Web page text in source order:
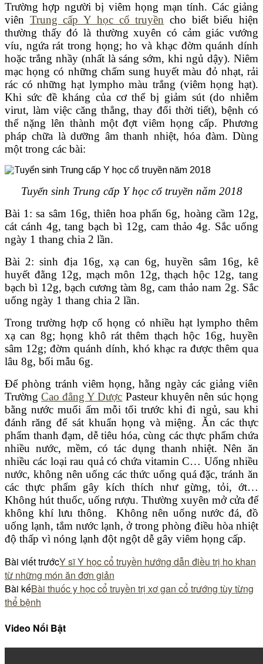
Trường hợp người bị viêm họng mạn tính. Các giảng
viên Trung cấp Y học cổ truyền cho biết biểu hiện
thường thấy đó là thường xuyên có cảm giác vướng
víu, ngứa rát trong họng; ho và khạc đờm quánh dính
hoặc trắng nhầy (nhất là sáng sớm, khi ngủ dậy). Niêm
mạc họng có những chấm sung huyết màu đỏ nhạt, rải
rác có những hạt lympho màu trắng (viêm họng hạt).
Khi sức đề kháng của cơ thể bị giảm sút (do nhiễm
virut, làm việc căng thẳng, thay đổi thời tiết), bệnh có
thể nặng lên thành một đợt viêm họng cấp. Phương
pháp chữa là dưỡng âm thanh nhiệt, hóa đàm. Dùng
một trong các bài:
Tuyển sinh Trung cấp Y học cổ truyền năm 2018
Bài 1: sa sâm 16g, thiên hoa phấn 6g, hoàng cầm 12g,
cát cánh 4g, tang bạch bì 12g, cam thảo 4g. Sắc uống
ngày 1 thang chia 2 lần.
Bài 2: sinh địa 16g, xạ can 6g, huyền sâm 16g, kê
huyết đằng 12g, mạch môn 12g, thạch hộc 12g, tang
bạch bì 12g, bạch cương tàm 8g, cam thảo nam 2g. Sắc
uống ngày 1 thang chia 2 lần.
Trong trường hợp cổ họng có nhiều hạt lympho thêm
xạ can 8g; họng khô rát thêm thạch hộc 16g, huyền
sâm 12g; đờm quánh dính, khó khạc ra được thêm qua
lâu 8g, bối mẫu 6g.
Để phòng tránh viêm họng, hằng ngày các giảng viên
TrườngCao đẳng Y Dược Pasteur khuyên nên súc họng
bằng nước muối ấm mỗi tối trước khi đi ngủ, sau khi
đánh răng để sát khuẩn họng và miệng. Ăn các thực
phẩm thanh đạm, dễ tiêu hóa, cùng các thực phẩm chứa
nhiều nước, mềm, có tác dụng thanh nhiệt. Nên ăn
nhiều các loại rau quả có chứa vitamin C… Uống nhiều
nước, không nên uống các thức uống quá đặc, tránh ăn
các thực phẩm gây kích thích như gừng, tỏi, ớt…
Không hút thuốc, uống rượu. Thường xuyên mở cửa để
không khí lưu thông. Không nên uống nước đá, đồ
uống lạnh, tắm nước lạnh, ở trong phòng điều hòa nhiệt
độ thấp vì nóng lạnh đột ngột dễ gây viêm họng cấp.
Bài viết trướcY sĩ Y học cổ truyền hướng dẫn điều trị ho khan
từ những món ăn đơn giản
Bài kếBài thuốc y học cổ truyền trị xơ gan cổ trướng tùy từng
thể bệnh
Video Nổi Bật